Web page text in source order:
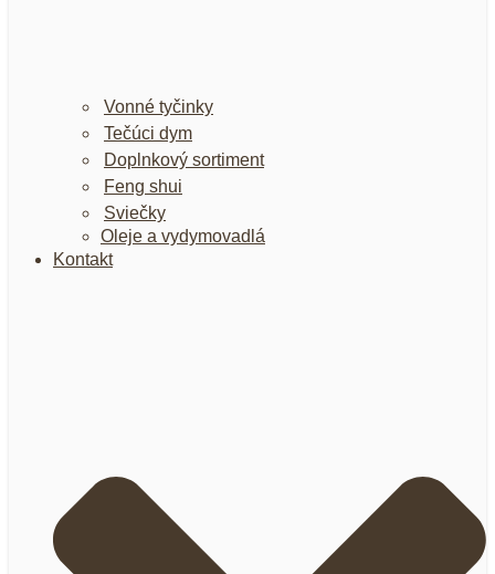
Vonné tyčinky
Tečúci dym
Doplnkový sortiment
Feng shui
Sviečky
Oleje a vydymovadlá
Kontakt